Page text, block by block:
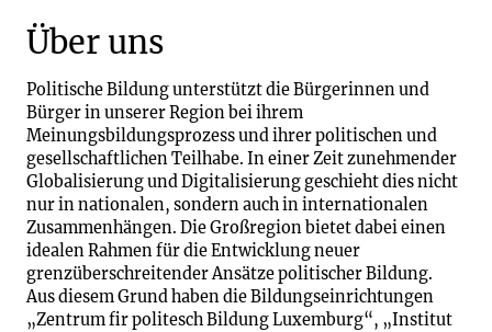
Über uns
Politische Bildung unterstützt die Bürgerinnen und
Bürger in unserer Region bei ihrem
Meinungsbildungsprozess und ihrer politischen und
gesellschaftlichen Teilhabe. In einer Zeit zunehmender
Globalisierung und Digitalisierung geschieht dies nicht
nur in nationalen, sondern auch in internationalen
Zusammenhängen. Die Großregion bietet dabei einen
idealen Rahmen für die Entwicklung neuer
grenzüberschreitender Ansätze politischer Bildung.
Aus diesem Grund haben die Bildungseinrichtungen
„Zentrum fir politesch Bildung Luxemburg“, „Institut